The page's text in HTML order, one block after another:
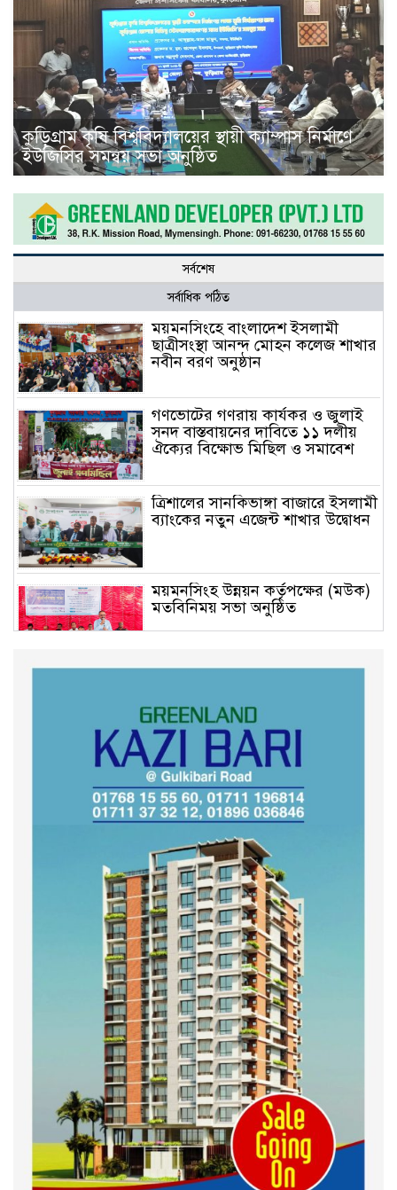
কুড়িগ্রাম কৃষি বিশ্ববিদ্যালয়ের স্থায়ী ক্যাম্পাস নির্মাণে
ইউজিসির সমন্বয় সভা অনুষ্ঠিত
সর্বশেষ
সর্বাধিক পঠিত
ময়মনসিংহে বাংলাদেশ ইসলামী
ছাত্রীসংস্থা আনন্দ মোহন কলেজ শাখার
নবীন বরণ অনুষ্ঠান
গণভোটের গণরায় কার্যকর ও জুলাই
সনদ বাস্তবায়নের দাবিতে ১১ দলীয়
ঐক্যের বিক্ষোভ মিছিল ও সমাবেশ
ত্রিশালের সানকিভাঙ্গা বাজারে ইসলামী
ব্যাংকের নতুন এজেন্ট শাখার উদ্বোধন
ময়মনসিংহ উন্নয়ন কর্তৃপক্ষের (মউক)
মতবিনিময় সভা অনুষ্ঠিত
নবিশ মমিন
গণভোটের জনরায় ও জুলাই সনদ
বাস্তবায়নের দাবিতে বিক্ষোভ মিছিল
অনুষ্ঠিত
কুড়িগ্রাম কৃষি বিশ্ববিদ্যালয়ের স্থায়ী
ক্যাম্পাস নির্মাণে ইউজিসির সমন্বয়
সভা অনুষ্ঠিত
শহীদদের অসম্পূর্ণ মিশন সম্পন্ন করে
তবেই আমরা তৃপ্তিভোজন করব-
মুফতি আলী হাসান উসামা
দেশ গড়তে জুলাই জাগরণ’ কর্মসূচির
অংশ হিসেবে এনসিপির জুলাই
পথসভসায়- নাসীরুদ্দীন পাটওয়ারী
ইসলামী ব্যাংক বাংলাদেশ পিলএলসি
ময়মনসিংহ শাখার গ্রাহক সমাবেশ